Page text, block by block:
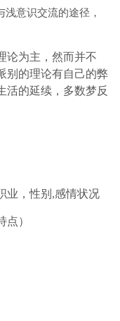
意识交流的途径，
论为主，然而并不
别的理论有自己的弊
活的延续，多数梦反
业，性别,感情状况
）